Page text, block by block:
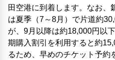
田空港に到着します。なお、
は夏季（7～8月）で片道約
が、9月以降は約18,000円以
期購入割引を利用すると約
るため、早めのチケット予約